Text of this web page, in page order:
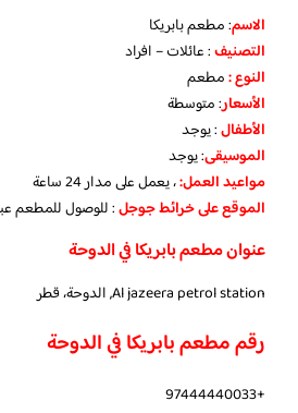
الاسم: مطعم بابريكا
التصنيف: عائلات – افراد
النوع :مطعم
الأسعار:متوسطة
الأطفال:يوجد
الموسيقى:يوجد
مواعيد العمل:، يعمل على مدار 24 ساعة
الموقع على خرائط جوجل: للوصول للمطعم
عنوان مطعم بابريكا في الدوحة
Al jazeera petrol station, الدوحة، قطر
رقم مطعم بابريكا في الدوحة
+97444440033